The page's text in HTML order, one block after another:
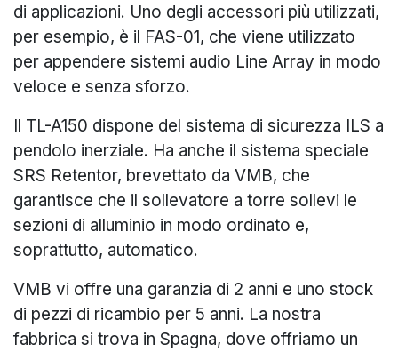
di applicazioni. Uno degli accessori più utilizzati,
per esempio, è il FAS-01, che viene utilizzato
per appendere sistemi audio Line Array in modo
veloce e senza sforzo.
Il TL-A150 dispone del sistema di sicurezza ILS a
pendolo inerziale. Ha anche il sistema speciale
SRS Retentor, brevettato da VMB, che
garantisce che il sollevatore a torre sollevi le
sezioni di alluminio in modo ordinato e,
soprattutto, automatico.
VMB vi offre una garanzia di 2 anni e uno stock
di pezzi di ricambio per 5 anni. La nostra
fabbrica si trova in Spagna, dove offriamo un